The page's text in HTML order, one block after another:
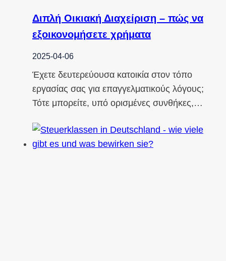
Διπλή Οικιακή Διαχείριση – πώς να
εξοικονομήσετε χρήματα
2025-04-06
Έχετε δευτερεύουσα κατοικία στον τόπο
εργασίας σας για επαγγελματικούς λόγους;
Τότε μπορείτε, υπό ορισμένες συνθήκες,…